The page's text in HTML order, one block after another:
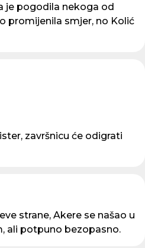
je pogodila nekoga od
promijenila smjer, no Kolić
završnicu će odigrati
strane, Akere se našao u
ali potpuno bezopasno.